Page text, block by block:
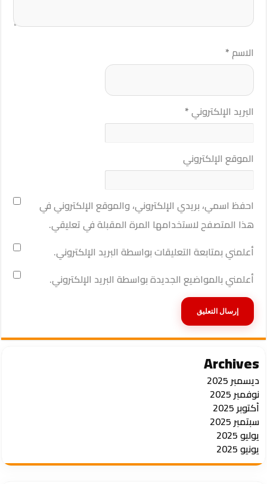
الاسم*
البريد الإلكتروني*
الموقع الإلكتروني
احفظ اسمي، بريدي الإلكتروني، والموقع الإلكتروني في
هذا المتصفح لاستخدامها المرة المقبلة في تعليقي.
أعلمني بمتابعة التعليقات بواسطة البريد الإلكتروني.
أعلمني بالمواضيع الجديدة بواسطة البريد الإلكتروني.
Archives
ديسمبر 2025
نوفمبر 2025
أكتوبر 2025
سبتمبر 2025
يوليو 2025
يونيو 2025